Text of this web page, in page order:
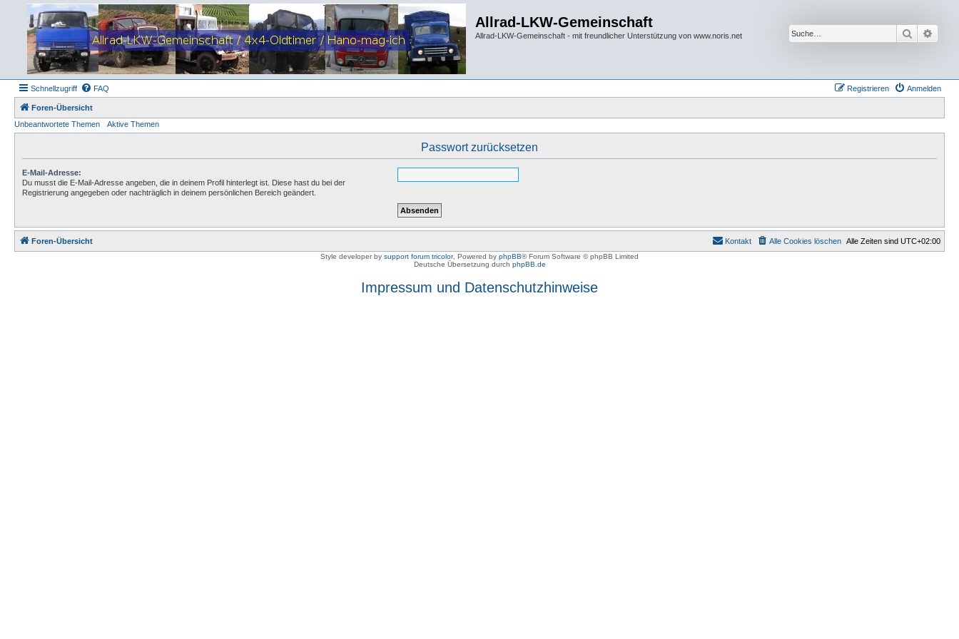
Allrad-LKW-Gemeinschaft
Allrad-LKW-Gemeinschaft - mit freundlicher Unterstützung von www.noris.net Suche
Schnellzugriff FAQ Anmelden
Registrieren
Foren-Übersicht
Unbeantwortete Themen
Aktive Themen
Passwort zurücksetzen
E-Mail-Adresse:
Du musst die E-Mail-Adresse angeben, die in deinem Profil hinterlegt ist. Diese hast du bei der
Registrierung angegeben oder nachträglich in deinem persönlichen Bereich geändert.
Foren-Übersicht Alle Zeiten sind UTC+02:00
Alle Cookies löschen
Kontakt
Style developer by support forum tricolor, Powered by phpBB® Forum Software © phpBB Limited
Deutsche Übersetzung durch phpBB.de
Impressum und Datenschutzhinweise